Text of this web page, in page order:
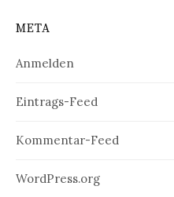
META
Anmelden
Eintrags-Feed
Kommentar-Feed
WordPress.org